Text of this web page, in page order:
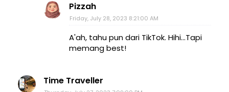
Pizzah
Friday, July 28, 2023 8:21:00 AM
A'ah, tahu pun dari TikTok. Hihi...Tapi
memang best!
Time Traveller